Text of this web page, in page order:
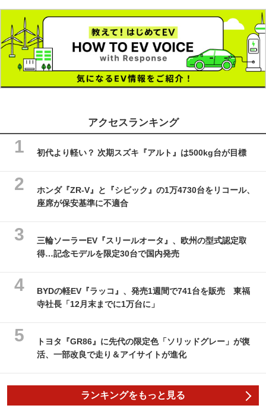
アクセスランキング
初代より軽い？ 次期スズキ『アルト』は500kg台が目標
ホンダ『ZR-V』と『シビック』の1万4730台をリコール、
座席が保安基準に不適合
三輪ソーラーEV『スリールオータ』、欧州の型式認定取
得…記念モデルを限定30台で国内発売
BYDの軽EV『ラッコ』、発売1週間で741台を販売 東福
寺社長「12月末までに1万台に」
トヨタ『GR86』に先代の限定色「ソリッドグレー」が復
活、一部改良で走り＆アイサイトが進化
ランキングをもっと見る